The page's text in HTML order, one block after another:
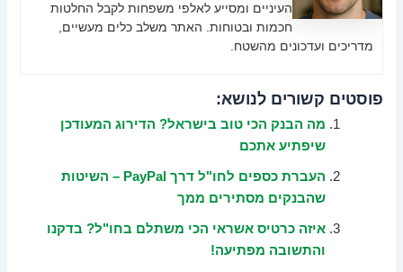
העיניים ומסייע לאלפי משפחות לקבל החלטות
חכמות ובטוחות. האתר משלב כלים מעשיים,
מדריכים ועדכונים מהשטח.
פוסטים קשורים לנושא:
מה הבנק הכי טוב בישראל? הדירוג המעודכן
שיפתיע אתכם
העברת כספים לחו"ל דרך PayPal – השיטות
שהבנקים מסתירים ממך
איזה כרטיס אשראי הכי משתלם בחו"ל? בדקנו
והתשובה מפתיעה!